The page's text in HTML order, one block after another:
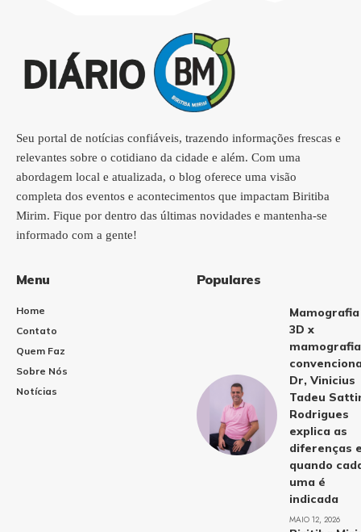
Seu portal de notícias confiáveis, trazendo informações frescas e
relevantes sobre o cotidiano da cidade e além. Com uma
abordagem local e atualizada, o blog oferece uma visão
completa dos eventos e acontecimentos que impactam Biritiba
Mirim. Fique por dentro das últimas novidades e mantenha-se
informado com a gente!
Menu
Home
Contato
Quem Faz
Sobre Nós
Notícias
Populares
Mamografia
3D x
mamografia
Dr, Vinicius
Tadeu
Rodrigues
explica as
diferenças
quando
uma é
indicada
MAIO 12, 2026